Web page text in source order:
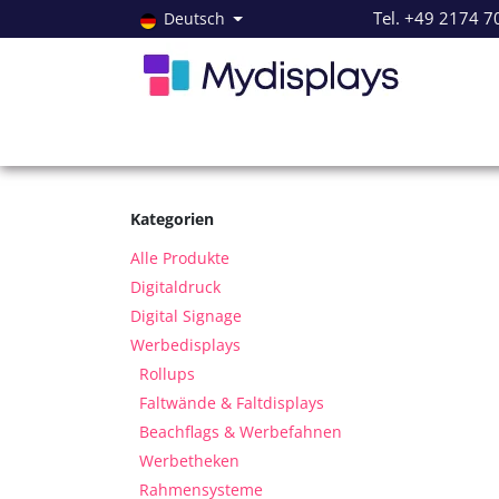
Zum Inhalt springen Deutsch Tel. +49 2174
Kategorien
Alle Produkte
Digitaldruck
Digital Signage
Werbedisplays
Rollups
Faltwände & Faltdisplays
Beachflags & Werbefahnen
Werbetheken
Rahmensysteme